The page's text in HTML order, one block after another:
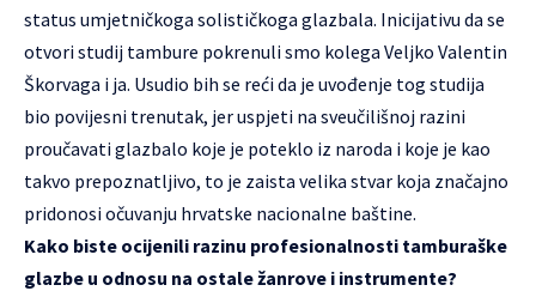
status umjetničkoga solističkoga glazbala. Inicijativu da se
otvori studij tambure pokrenuli smo kolega Veljko Valentin
Škorvaga i ja. Usudio bih se reći da je uvođenje tog studija
bio povijesni trenutak, jer uspjeti na sveučilišnoj razini
proučavati glazbalo koje je poteklo iz naroda i koje je kao
takvo prepoznatljivo, to je zaista velika stvar koja značajno
pridonosi očuvanju hrvatske nacionalne baštine.
Kako biste ocijenili razinu profesionalnosti tamburaške
glazbe u odnosu na ostale žanrove i instrumente?